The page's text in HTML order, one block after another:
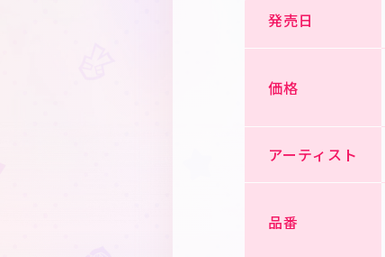
発売日
価格
アーティスト
品番